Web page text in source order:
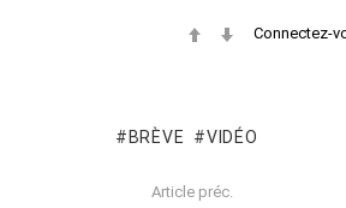
Connectez-
BRÈVE VIDÉO
Article préc.